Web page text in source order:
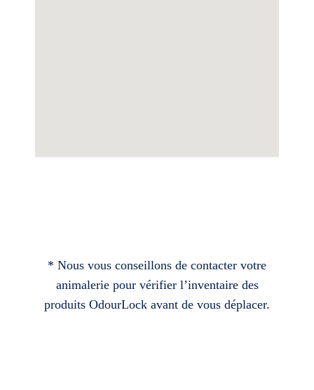
* Nous vous conseillons de contacter votre
animalerie pour vérifier l’inventaire des
produits OdourLock avant de vous déplacer.